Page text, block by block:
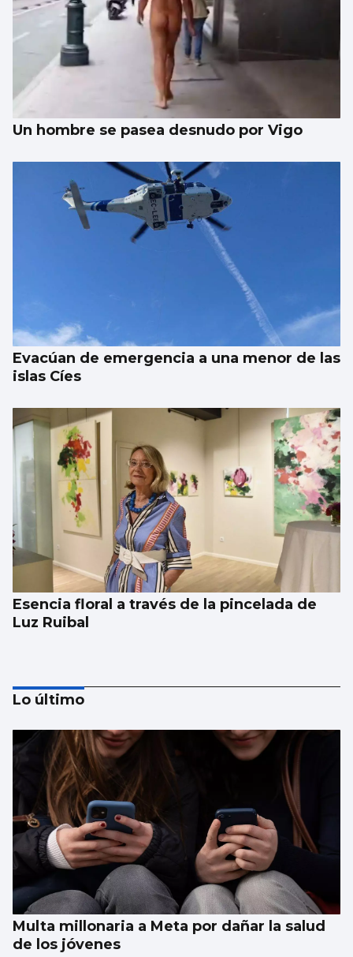
Un hombre se pasea desnudo por Vigo
Evacúan de emergencia a una menor de las
islas Cíes
Esencia floral a través de la pincelada de
Luz Ruibal
Xanma Louro, de The Rapants: “Sempre foi
complicado dicir que tocamos. Somos un
guiso, abertos a todo”
Lo último
Multa millonaria a Meta por dañar la salud
de los jóvenes